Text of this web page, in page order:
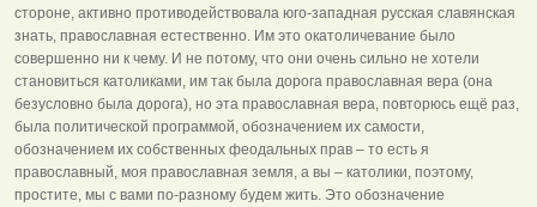
стороне, активно противодействовала юго-западная русская славянская
знать, православная естественно. Им это окатоличевание было
совершенно ни к чему. И не потому, что они очень сильно не хотели
становиться католиками, им так была дорога православная вера (она
безусловно была дорога), но эта православная вера, повторюсь ещё раз,
была политической программой, обозначением их самости,
обозначением их собственных феодальных прав – то есть я
православный, моя православная земля, а вы – католики, поэтому,
простите, мы с вами по-разному будем жить. Это обозначение